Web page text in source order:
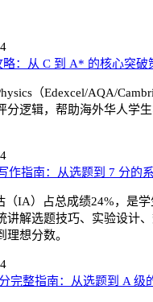
：从 C 到 A* 的核心突破
（Edexcel/AQA/
分逻辑，帮助海外华人学
作指南：从选题到 7 分的
（IA）占总成绩24%，是学
讲解选题技巧、实验设计
理想分数。
完整指南：从选题到 A 级